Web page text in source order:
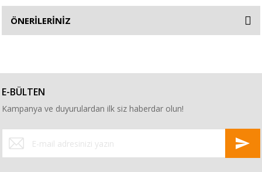
ÖNERİLERİNİZ
E-BÜLTEN
Kampanya ve duyurulardan ilk siz haberdar olun!